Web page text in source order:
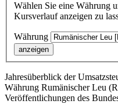
Wählen Sie eine Währung
Kursverlauf anzeigen zu
Währung
Jahresüberblick der
Währung Rumänischer Leu
Veröffentlichungen des